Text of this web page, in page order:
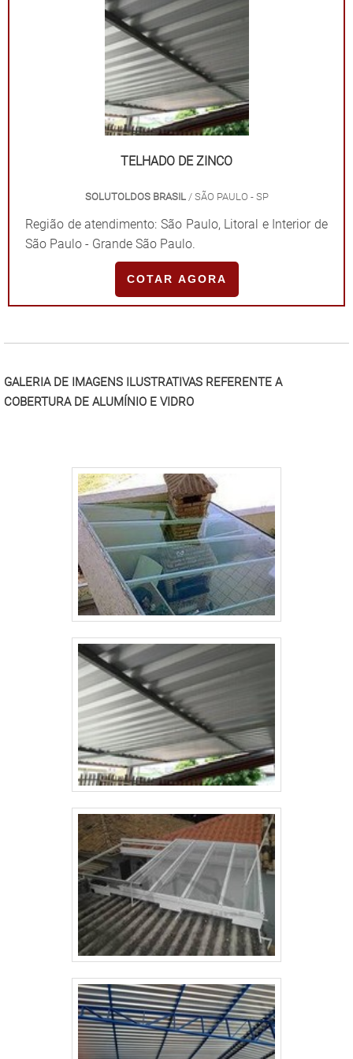
Praticidade; Preço acessível. CORTINA ROLÔ PREÇO
M2 NO ESTADO DE SÃO PAULOAtuando na capital,
interior e litoral de São Paulo, a Solutoldos é uma
empresa especializada em fornecer soluções em
toldos e coberturas. Para isso, a empresa conta com
uma ampla linha de produtos, bem como desenvolve
projetos personalizados. Saiba mais solicitando um
TELHADO DE ZINCO
SOLUTOLDOS BRASIL/ SÃO PAULO - SP
Região de atendimento: São Paulo, Litoral e Interior de
São Paulo - Grande São Paulo.
COTAR AGORA
GALERIA DE IMAGENS ILUSTRATIVAS REFERENTE A
COBERTURA DE ALUMÍNIO E VIDRO